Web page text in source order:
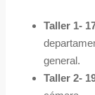
Taller 1-
general.
Taller 2-